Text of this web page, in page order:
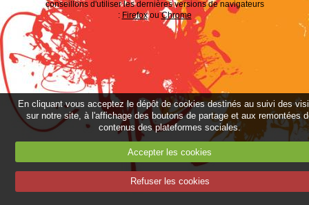
conseillons d'utiliser les dernières versions de navigateurs
: FirefoxouChrome
En cliquant vous acceptez le dépôt de cookies destinés au suivi des
sur notre site, à l'affichage des boutons de partage et aux remontées
contenus des plateformes sociales.
Accepter les cookies
Refuser les cookies